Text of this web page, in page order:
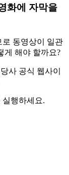
화에 자막을
동영상이 일관
게 해야 할까요?
사 공식 웹사이
실행하세요.